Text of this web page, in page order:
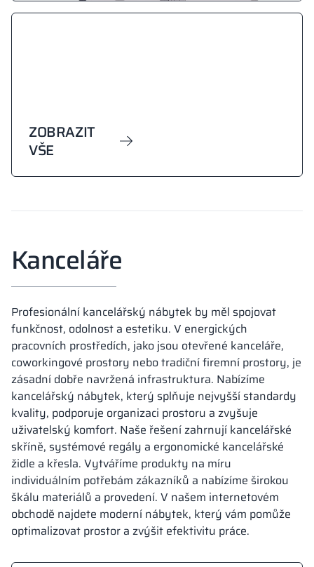
ZOBRAZIT
VŠE
Kanceláře
Profesionální kancelářský nábytek by měl spojovat
funkčnost, odolnost a estetiku. V energických
pracovních prostředích, jako jsou otevřené kanceláře,
coworkingové prostory nebo tradiční firemní prostory, je
zásadní dobře navržená infrastruktura. Nabízíme
kancelářský nábytek, který splňuje nejvyšší standardy
kvality, podporuje organizaci prostoru a zvyšuje
uživatelský komfort. Naše řešení zahrnují kancelářské
skříně, systémové regály a ergonomické kancelářské
židle a křesla. Vytváříme produkty na míru
individuálním potřebám zákazníků a nabízíme širokou
škálu materiálů a provedení. V našem internetovém
obchodě najdete moderní nábytek, který vám pomůže
optimalizovat prostor a zvýšit efektivitu práce.